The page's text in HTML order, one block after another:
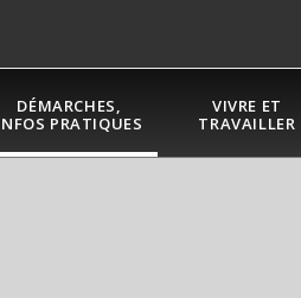
DÉMARCHES,
PRATIQUES
VIVRE ET
TRAVAILLER